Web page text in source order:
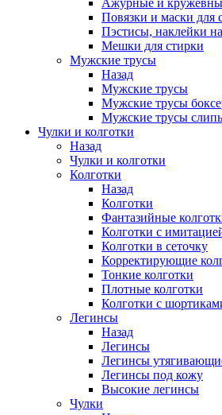
Ажурные и
Повязки и маски для
Пэстисы, наклейки
Мешки для стирки
Мужские трусы
Назад
Мужские трусы
Мужские трусы
Мужские трусы
Чулки и колготки
Назад
Чулки и колготки
Колготки
Назад
Колготки
Фантазийные
Колготки с
Колготки в сеточку
Корректирующие
Тонкие колготки
Плотные колготки
Колготки с
Легинсы
Назад
Легинсы
Легинсы
Легинсы под кожу
Высокие легинсы
Чулки